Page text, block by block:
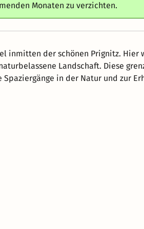
Monaten zu verzichten.
inmitten der schönen Prignitz. Hier
Landschaft. Diese
in der Natur und zur